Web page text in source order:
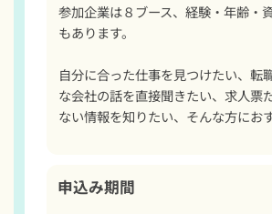
参加企業は８ブース、経験・年齢・
もあります。
自分に合った仕事を見つけたい、転
な会社の話を直接聞きたい、求人票
ない情報を知りたい、そんな方にお
申込み期間